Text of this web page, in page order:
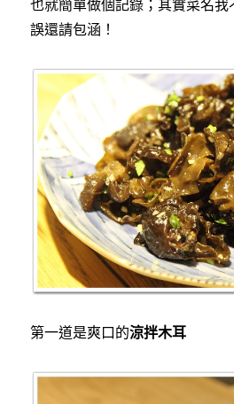
也就簡單做個記錄；其實菜名
誤還請包涵！
第一道是爽口的涼拌木耳